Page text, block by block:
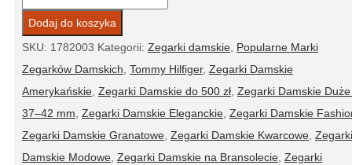
Zegarek
damski
Dodaj do koszyka
SKU: 1782003 Kategorii: Zegarki damskie Popularne Marki
Zegarków Damskich Tommy Hilfiger, Zegarki Damskie
Amerykańskie Zegarki Damskie do 500 zł Zegarki Damskie
37–42 mm Zegarki Damskie Eleganckie Zegarki Damskie
Zegarki Damskie Granatowe Zegarki Damskie Kwarcowe Zegarki
Damskie Modowe Zegarki Damskie na Bransolecie Zegarki